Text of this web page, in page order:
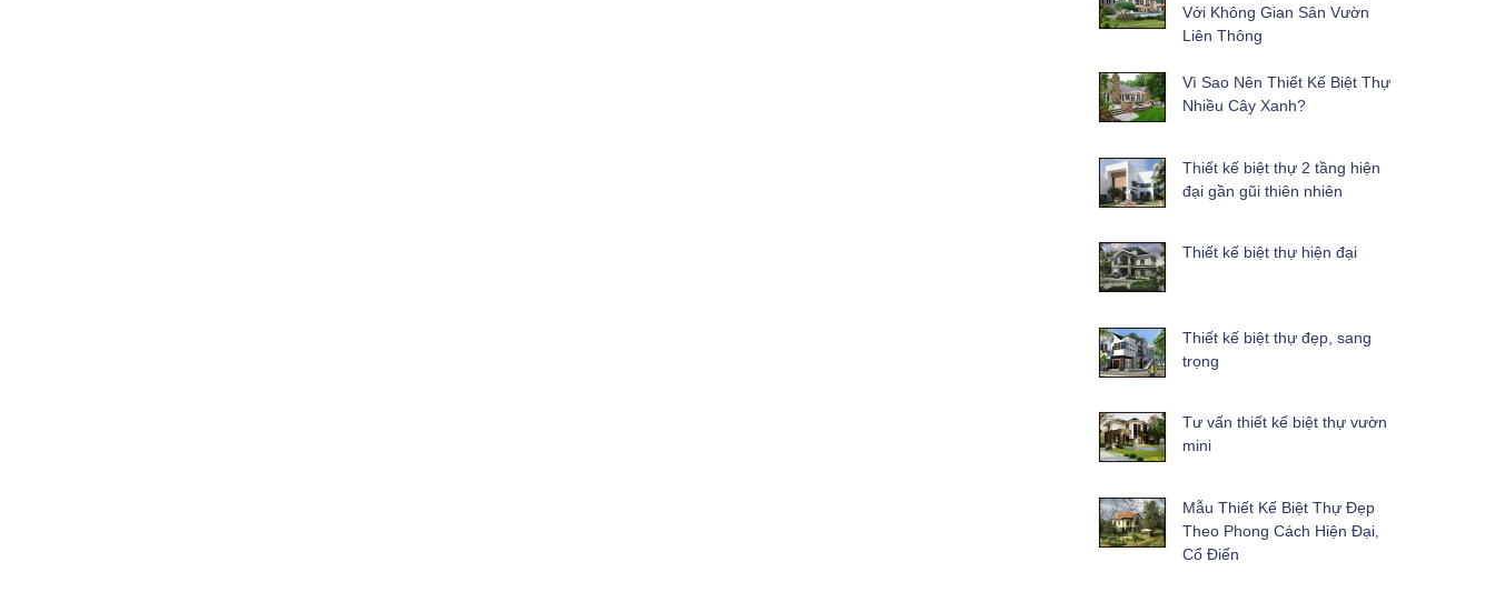
Với Không Gian Sân Vườn
Liên Thông
Vì Sao Nên Thiết Kế Biệt Thự
Nhiều Cây Xanh?
Thiết kế biệt thự 2 tầng hiện
đại gần gũi thiên nhiên
Thiết kế biệt thự hiện đại
Thiết kế biệt thự đẹp, sang
trọng
Tư vấn thiết kế biệt thự vườn
mini
Mẫu Thiết Kế Biệt Thự Đẹp
Theo Phong Cách Hiện Đại,
Cổ Điển